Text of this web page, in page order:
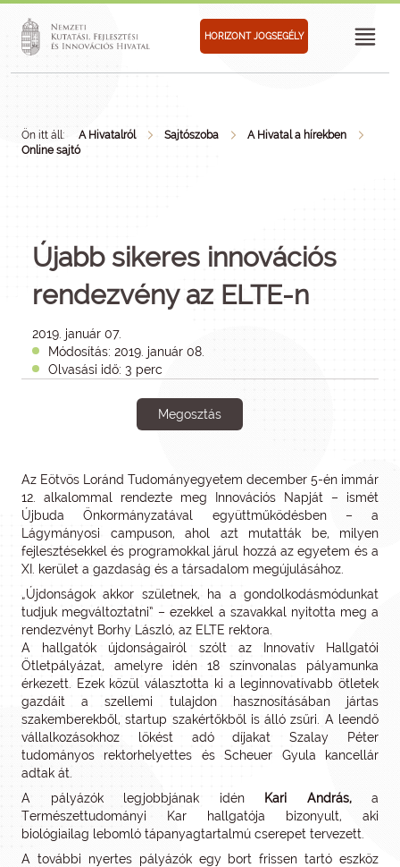
HORIZONT JOGSEGÉLY
Ön itt áll: A Hivatalról Sajtószoba
A Hivatal a hírekben
Online sajtó
Újabb sikeres innovációs
rendezvény az ELTE-n
2019. január 07.
Módosítás: 2019. január 08.
Olvasási idő: 3 perc
Megosztás
Az Eötvös Loránd Tudományegyetem december 5-én immár
12. alkalommal rendezte meg Innovációs Napját – ismét
Újbuda Önkormányzatával együttműködésben – a
Lágymányosi campuson, ahol azt mutatták be, milyen
fejlesztésekkel és programokkal járul hozzá az egyetem és a
XI. kerület a gazdaság és a társadalom megújulásához.
„Újdonságok akkor születnek, ha a gondolkodásmódunkat
tudjuk megváltoztatni” – ezekkel a szavakkal nyitotta meg a
rendezvényt Borhy László, az ELTE rektora.
A hallgatók újdonságairól szólt az Innovatív Hallgatói
Ötletpályázat, amelyre idén 18 színvonalas pályamunka
érkezett. Ezek közül választotta ki a leginnovatívabb ötletek
gazdáit a szellemi tulajdon hasznosításában jártas
szakemberekből, startup szakértőkből is álló zsűri. A leendő
vállalkozásokhoz lökést adó díjakat Szalay Péter
tudományos rektorhelyettes és Scheuer Gyula kancellár
adtak át.
A pályázók legjobbjának idén
Kari András,a
Természettudományi Kar hall­gatója bizonyult, aki
biológiailag lebomló tápanyagtartalmú cserepet tervezett.
A további nyertes pályázók egy bort frissen tartó eszköz